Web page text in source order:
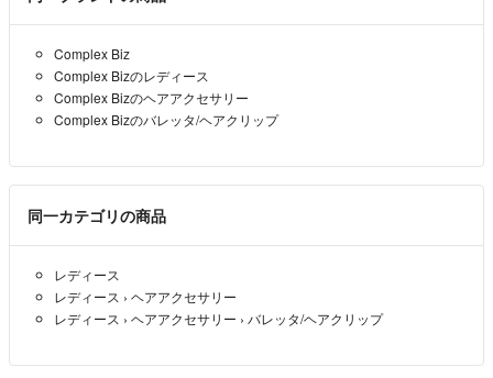
一つ一つ丁寧にお作りしておりますが、全く同じものをつくれるものと
作れないものがありますので、ご了承下さい。
スワロフスキー社のスワロフスキーを仕入れて作っております。
送料を上乗せ致しますので、購入前にお知らせください。
い。
☆重要☆.。.:*・゜
♡簡易包装で、プレゼント包装の場合、プラス料金で、簡単で宜しけれ
ばお包み致します。
Complex Biz
Complex Bizのレディース
Complex Bizのヘアアクセサリー
Complex Bizのバレッタ/ヘアクリップ
同一カテゴリの商品
レディース
レディース › ヘアアクセサリー
レディース › ヘアアクセサリー › バレッタ/ヘアクリップ